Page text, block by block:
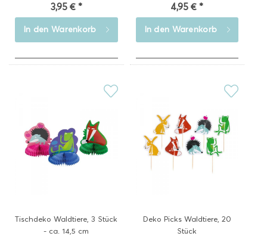
3,95 € *
In den Warenkorb
4,95 € *
In den Warenkorb
Tischdeko Waldtiere, 3 Stück
- ca. 14,5 cm
Deko Picks Waldtiere, 20
Stück